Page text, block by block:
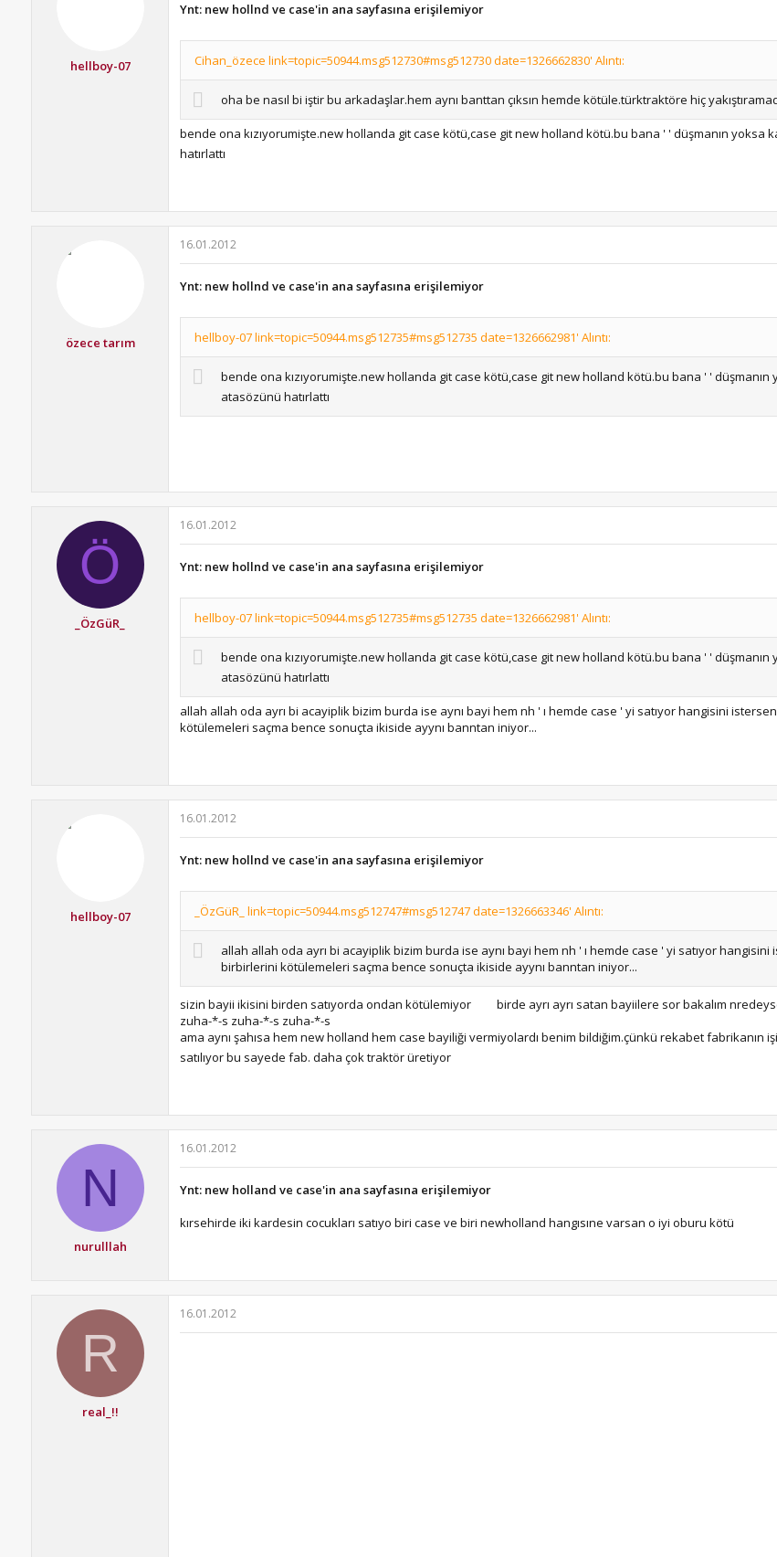
hellboy-07
Ynt: new hollnd ve case'in ana sayfasına erişilemiyor
Cihan_özece link=topic=50944.msg512730#msg512730 date=1326662830' Alıntı:
oha be nasıl bi iştir bu arkadaşlar.hem aynı banttan çıksın hemde kötüle.türktraktöre hiç
bende ona kızıyorumişte.new hollanda git case kötü,case git new holland kötü.bu bana ' ' düşmanın yoksa
hatırlattı
özece tarım
16.01.2012
Ynt: new hollnd ve case'in ana sayfasına erişilemiyor
hellboy-07 link=topic=50944.msg512735#msg512735 date=1326662981' Alıntı:
bende ona kızıyorumişte.new hollanda git case kötü,case git new holland kötü.bu bana ' '
atasözünü hatırlattı
Ö
_ÖzGüR_
16.01.2012
Ynt: new hollnd ve case'in ana sayfasına erişilemiyor
hellboy-07 link=topic=50944.msg512735#msg512735 date=1326662981' Alıntı:
bende ona kızıyorumişte.new hollanda git case kötü,case git new holland kötü.bu bana ' '
atasözünü hatırlattı
allah allah oda ayrı bi acayiplik bizim burda ise aynı bayi hem nh ' ı hemde case ' yi satıyor hangisini
kötülemeleri saçma bence sonuçta ikiside ayynı banntan iniyor...
hellboy-07
16.01.2012
Ynt: new hollnd ve case'in ana sayfasına erişilemiyor
_ÖzGüR_ link=topic=50944.msg512747#msg512747 date=1326663346' Alıntı:
allah allah oda ayrı bi acayiplik bizim burda ise aynı bayi hem nh ' ı hemde case ' yi satıyor
birbirlerini kötülemeleri saçma bence sonuçta ikiside ayynı banntan iniyor...
sizin bayii ikisini birden satıyorda ondan kötülemiyor
birde ayrı ayrı satan bayiilere sor bakalım
zuha-*-s zuha-*-s zuha-*-s
ama aynı şahısa hem new holland hem case bayiliği vermiyolardı benim bildiğim.çünkü rekabet fabrikanın
satılıyor bu sayede fab. daha çok traktör üretiyor
N
nurulllah
16.01.2012
Ynt: new holland ve case'in ana sayfasına erişilemiyor
kırsehirde iki kardesin cocukları satıyo biri case ve biri newholland hangısıne varsan o iyi oburu kötü
R
real_!!
16.01.2012